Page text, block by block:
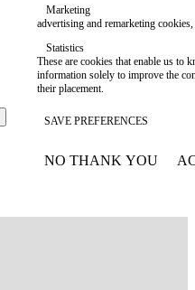
Marketing
advertising and remarketing cookies,
Statistics
These are cookies that enable us to
information solely to improve the
their placement.
SAVE PREFERENCES
NO THANK YOU
WITHDRAW